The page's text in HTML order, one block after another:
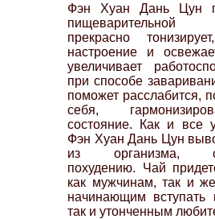
Фэн Хуан Дань Цун
прекрасно
настроение и
увеличивает
при способе
поможет расслабится,
себя,
состояние. Как и все
Фэн Хуан Дань Цун
из организма,
похудению. Чай
как мужчинам, так и
начинающим вступать
так и утонченным